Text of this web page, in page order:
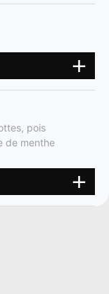
pois
de menthe